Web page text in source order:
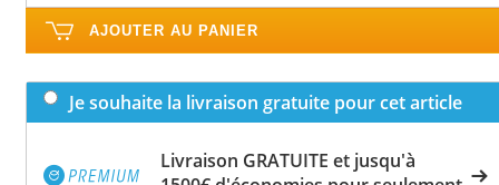
AJOUTER AU PANIER
Je souhaite la livraison gratuite pour cet article
Livraison GRATUITE et jusqu'à